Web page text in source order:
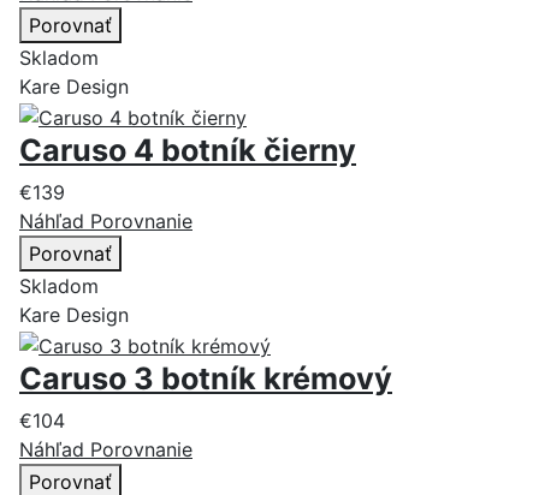
Porovnať
Skladom
Kare Design
Caruso 4 botník čierny
€139
Náhľad Porovnanie
Porovnať
Skladom
Kare Design
Caruso 3 botník krémový
€104
Náhľad Porovnanie
Porovnať